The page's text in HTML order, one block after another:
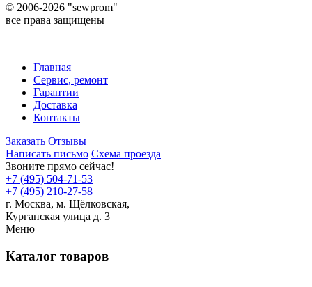
© 2006-2026 "sewprom"
все права защищены
Главная
Сервис, ремонт
Гарантии
Доставка
Контакты
Заказать Отзывы
Написать письмо Схема проезда
Звоните прямо сейчас!
+7 (495) 504-71-53
+7 (495) 210-27-58
г. Москва, м. Щёлковская,
Курганская улица д. 3
Меню
Каталог товаров